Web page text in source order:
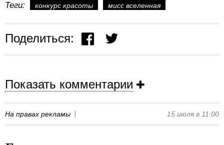
Теги: конкурс красоты мисс вселенная
Поделиться:
Показать комментарии
На правах рекламы 15 июля в 11:00